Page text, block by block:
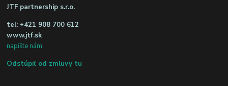
JTF partnership s.r.o.
tel: +421 908 700 612
www.jtf.sk
napíšte nám
Odstúpiť od zmluvy tu